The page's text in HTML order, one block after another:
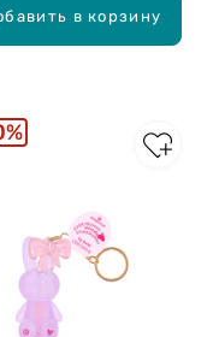
в корзину